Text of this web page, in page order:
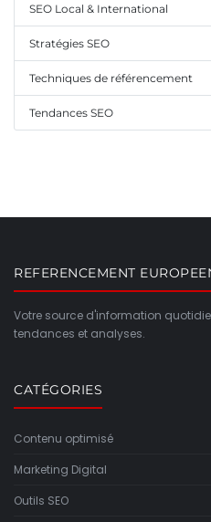
SEO Local & International
Stratégies SEO
Techniques de référencement
Tendances SEO
REFERENCEMENT
Votre source d'information
tendances et analyses.
CATÉGORIES
Contenu optimisé
Marketing Digital
Outils SEO